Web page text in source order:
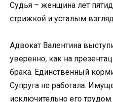
Судья – женщина лет
стрижкой и усталым
Адвокат Валентина
уверенно, как на
брака. Единственный
Супруга не работала.
исключительно его